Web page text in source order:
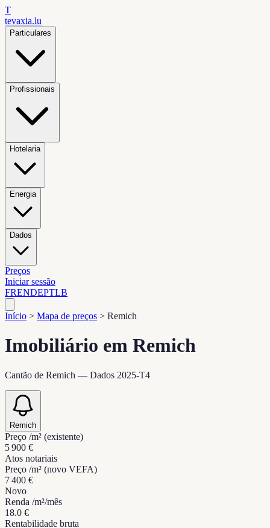
T
tevaxia.lu
Particulares
Profissionais
Hotelaria
Energia
Dados
Preços
Iniciar sessão
FRENDEPTLB
Início > Mapa de preços > Remich
Imobiliário em Remich
Cantão de Remich — Dados 2025-T4
Remich
Preço /m² (existente)
5 900 €
Atos notariais
Preço /m² (novo VEFA)
7 400 €
Novo
Renda /m²/mês
18.0 €
Rentabilidade bruta